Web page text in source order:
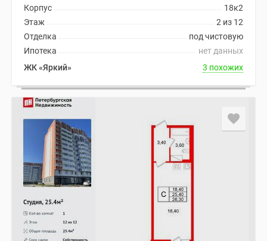
18к2
Корпус
2 из 12
Этаж
под чистовую
Отделка
нет данных
Ипотека
ЖК «Яркий»
3 похожих